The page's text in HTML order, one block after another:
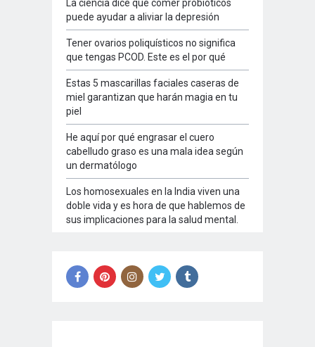
La ciencia dice que comer probióticos
puede ayudar a aliviar la depresión
Tener ovarios poliquísticos no significa
que tengas PCOD. Este es el por qué
Estas 5 mascarillas faciales caseras de
miel garantizan que harán magia en tu
piel
He aquí por qué engrasar el cuero
cabelludo graso es una mala idea según
un dermatólogo
Los homosexuales en la India viven una
doble vida y es hora de que hablemos de
sus implicaciones para la salud mental.